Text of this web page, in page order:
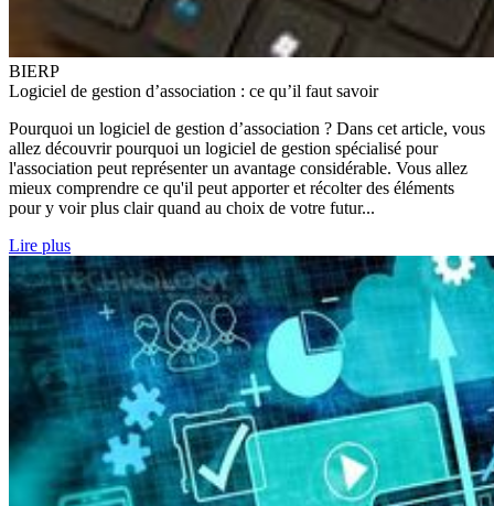
BIERP
Logiciel de gestion d’association : ce qu’il faut savoir
Pourquoi un logiciel de gestion d’association ? Dans cet article, vous
allez découvrir pourquoi un logiciel de gestion spécialisé pour
l'association peut représenter un avantage considérable. Vous allez
mieux comprendre ce qu'il peut apporter et récolter des éléments
pour y voir plus clair quand au choix de votre futur...
Lire plus